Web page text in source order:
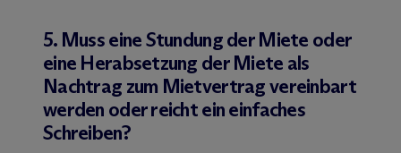
5. Muss eine Stundung der Miete oder
eine Herabsetzung der Miete als
Nachtrag zum Mietvertrag vereinbart
werden oder reicht ein einfaches
Schreiben?